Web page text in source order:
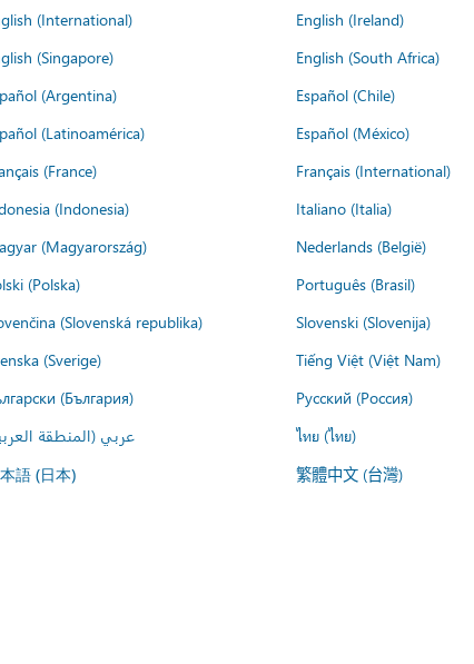
(International) English (Ireland)
(Singapore) English (South Africa)
(Argentina) Español (Chile)
(Latinoamérica) Español (México)
(France) Français (International)
(Indonesia) Italiano (Italia)
(Magyarország) Nederlands (België)
(Polska) Português (Brasil)
(Slovenská republika) Slovenski (Slovenija)
(Sverige) Tiếng Việt (Việt Nam)
(България) Русский (Россия)
عربي (المنطقة ไทย (ไทย)
語 (日本) 繁體中文 (台灣)